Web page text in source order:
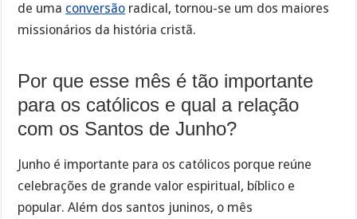
de uma conversão radical, tornou-se um dos maiores
missionários da história cristã.
Por que esse mês é tão importante
para os católicos e qual a relação
com os Santos de Junho?
Junho é importante para os católicos porque reúne
celebrações de grande valor espiritual, bíblico e
popular. Além dos santos juninos, o mês